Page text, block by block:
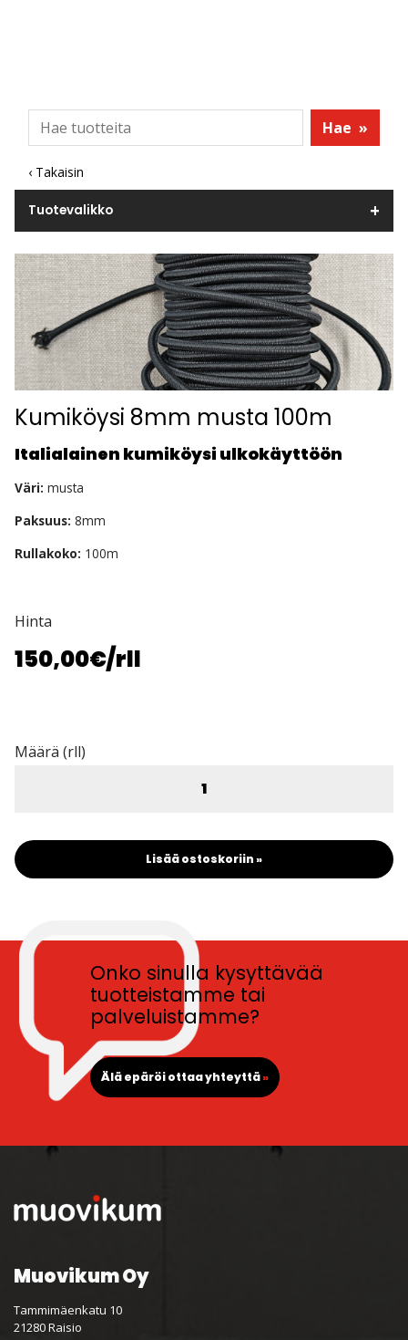
Hae »
‹ Takaisin
Tuotevalikko
Kumiköysi 8mm musta 100m
Italialainen kumiköysi ulkokäyttöön
Väri: musta
Paksuus: 8mm
Rullakoko: 100m
Hinta
150,00€/rll
Määrä (rll)
Lisää ostoskoriin »
Onko sinulla kysyttävää
tuotteistamme tai
palveluistamme?
Älä epäröi ottaa yhteyttä»
Muovikum Oy
Tammimäenkatu 10
21280 Raisio